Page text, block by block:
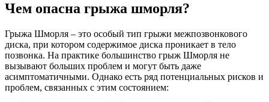
Чем опасна грыжа шморля?
Грыжа Шморля – это особый тип грыжи межпозвонкового
диска, при котором содержимое диска проникает в тело
позвонка. На практике большинство грыж Шморля не
вызывают больших проблем и могут быть даже
асимптоматичными. Однако есть ряд потенциальных рисков и
проблем, связанных с этим состоянием: